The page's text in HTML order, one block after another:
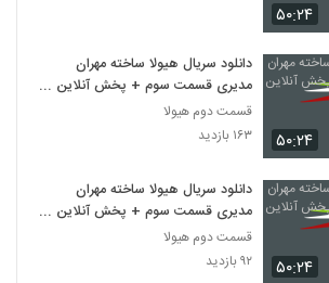
۵۰:۲۴
۵۰:۲۴
دانلود سریال هیولا ساخته مهران
مدیری قسمت سوم + پخش آنلاین
قسمت ها
قسمت دوم هیولا
۱۶۳ بازدید
۵۰:۲۴
دانلود سریال هیولا ساخته مهران
مدیری قسمت سوم + پخش آنلاین
قسمت ها-
قسمت دوم هیولا
۹۲ بازدید